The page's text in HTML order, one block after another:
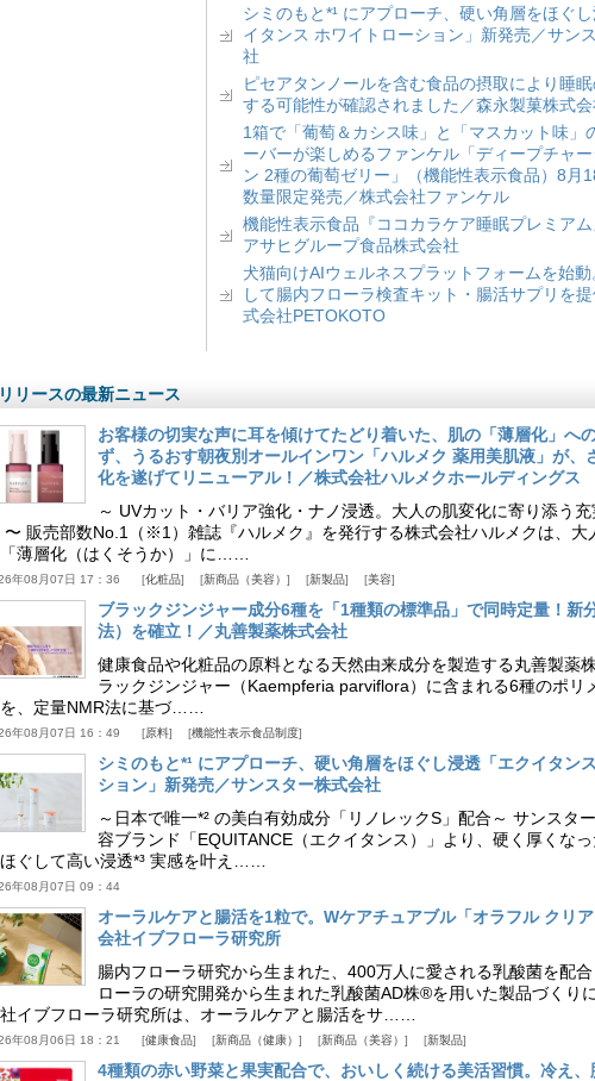
シミのもと*¹ にアプローチ、硬い角層をほぐ
イタンス ホワイトローション」新発売／サン
社
ピセアタンノールを含む食品の摂取により睡
する可能性が確認されました／森永製菓株式会
1箱で「葡萄＆カシス味」と「マスカット味」
ーバーが楽しめるファンケル「ディープチャ
ン 2種の葡萄ゼリー」（機能性表示食品）8月
数量限定発売／株式会社ファンケル
機能性表示食品『ココカラケア睡眠プレミア
アサヒグループ食品株式会社
犬猫向けAIウェルネスプラットフォームを始動
して腸内フローラ検査キット・腸活サプリを
式会社PETOKOTO
リリースの最新ニュース
お客様の切実な声に耳を傾けてたどり着いた、肌の「薄層化」
ず、うるおす朝夜別オールインワン「ハルメク 薬用美肌液」が、
化を遂げてリニューアル！／株式会社ハルメクホールディングス
～ UVカット・バリア強化・ナノ浸透。大人の肌変化に寄り添う
〜 販売部数No.1（※1）雑誌『ハルメク』を発行する株式会社ハルメクは、大
薄層化（はくそうか）」に……
年08月07日 17：36 化粧品 新商品（美容） 新製品 美容
ブラックジンジャー成分6種を「1種類の標準品」で同時定量！新
法）を確立！／丸善製薬株式会社
健康食品や化粧品の原料となる天然由来成分を製造する丸善製薬
ラックジンジャー（Kaempferia parviflora）に含まれる6種のポリ
、定量NMR法に基づ……
年08月07日 16：49 原料 機能性表示食品制度
シミのもと*¹ にアプローチ、硬い角層をほぐし浸透「エクイタン
ション」新発売／サンスター株式会社
～日本で唯一*² の美白有効成分「リノレックS」配合～ サンスタ
容ブランド「EQUITANCE（エクイタンス）」より、硬く厚くな
ほぐして高い浸透*³ 実感を叶え……
年08月07日 09：44
オーラルケアと腸活を1粒で。Wケアチュアブル「オラフル クリ
会社イブフローラ研究所
腸内フローラ研究から生まれた、400万人に愛される乳酸菌を配
ローラの研究開発から生まれた乳酸菌AD株®を用いた製品づくり
イブフローラ研究所は、オーラルケアと腸活をサ……
年08月06日 18：21 健康食品 新商品（健康） 新商品（美容） 新製品
4種類の赤い野菜と果実配合で、おいしく続ける美活習慣。冷え、